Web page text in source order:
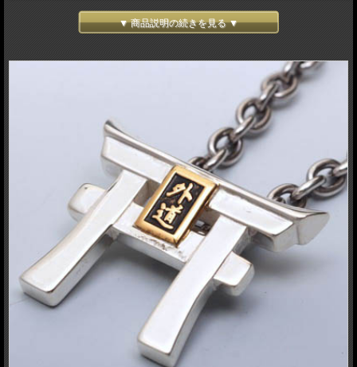
▼ 商品説明の続きを見る ▼